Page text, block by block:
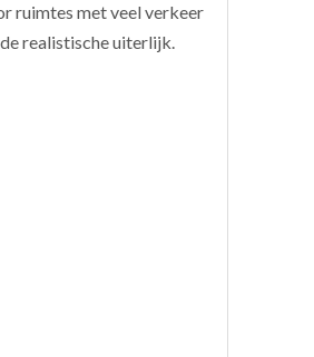
ruimtes met veel verkeer
realistische uiterlijk.